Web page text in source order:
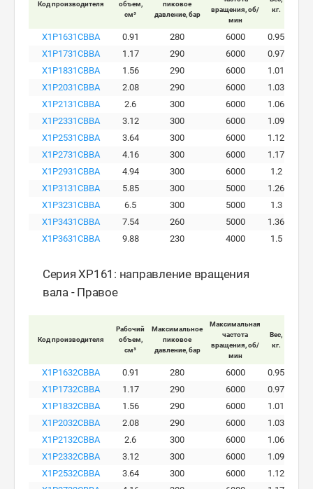
Код производителя
объем,
см³
пиковое
давление, бар
вращения, об/
мин
кг.
X1P1631CBBA 0.91 280 6000 0.95
X1P1731CBBA
1.17 290 6000 0.97
X1P1831CBBA
1.56 290 6000 1.01
X1P2031CBBA
2.08 290 6000 1.03
X1P2131CBBA
2.6 300 6000 1.06
X1P2331CBBA
3.12 300 6000 1.09
X1P2531CBBA
3.64 300 6000 1.12
X1P2731CBBA
4.16 300 6000 1.17
X1P2931CBBA
4.94 300 6000 1.2
X1P3131CBBA
5.85 300 5000 1.26
X1P3231CBBA
6.5 300 5000 1.3
X1P3431CBBA
7.54 260 5000 1.36
X1P3631CBBA
9.88 230 4000 1.5
Серия XP161: направление вращения
вала - Правое
Код производителя
Рабочий
объем,
см³
Максимальное
пиковое
давление, бар
Максимальная
частота
вращения, об/
мин
Вес,
кг.
X1P1632CBBA 0.91 280 6000 0.95
X1P1732CBBA
1.17 290 6000 0.97
X1P1832CBBA
1.56 290 6000 1.01
X1P2032CBBA
2.08 290 6000 1.03
X1P2132CBBA
2.6 300 6000 1.06
X1P2332CBBA
3.12 300 6000 1.09
X1P2532CBBA
3.64 300 6000 1.12